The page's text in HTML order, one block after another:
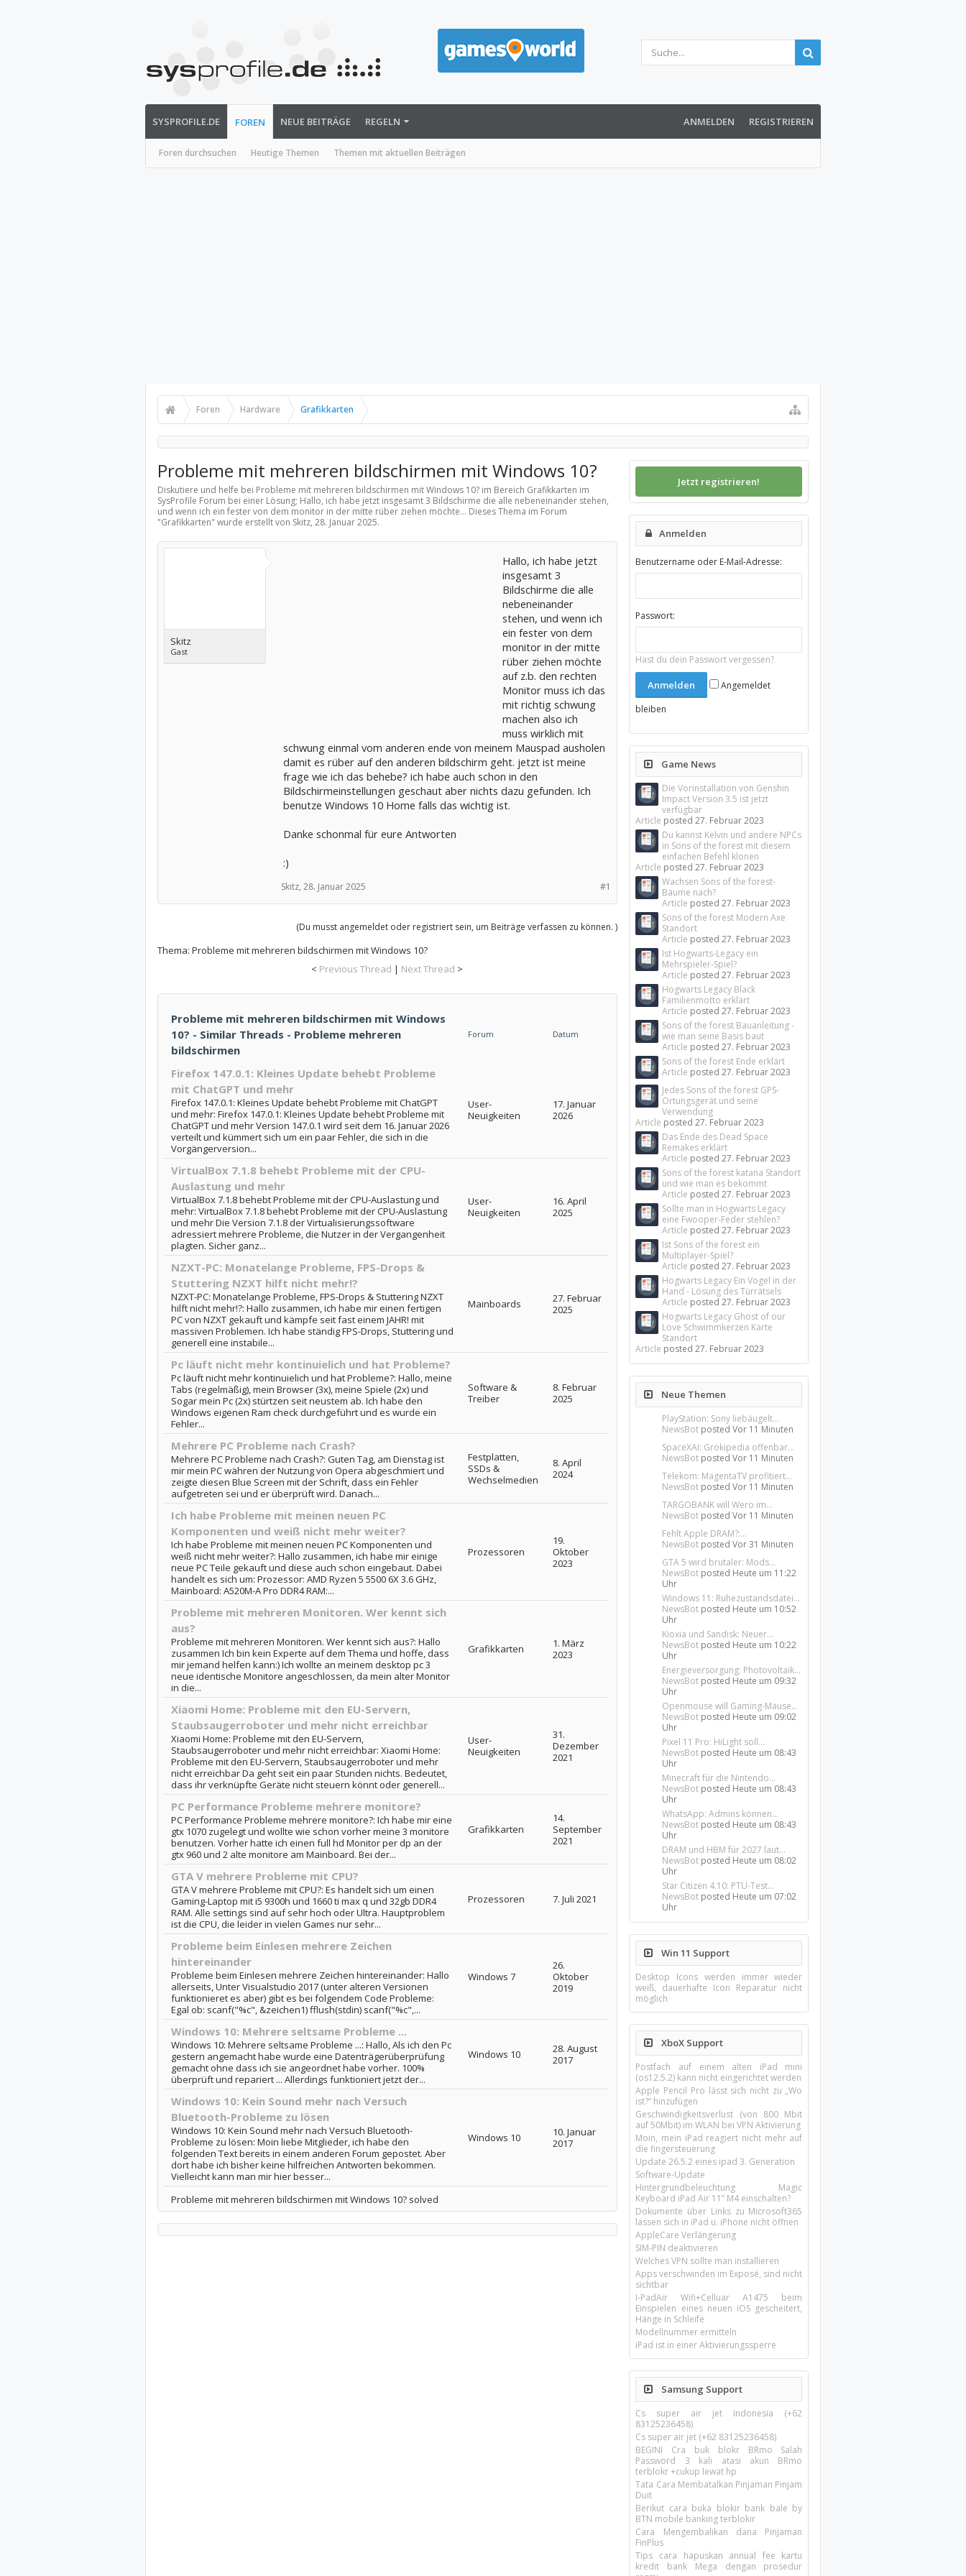
SYSPROFILE.DE FOREN
Foren durchsuchen Heutige Themen Themen mit aktuellen Beiträgen
NEUE BEITRÄGE REGELN ANMELDEN REGISTRIEREN
Foren Hardware Grafikkarten
Probleme mit mehreren bildschirmen mit Windows 10?
Diskutiere und helfe bei Probleme mit mehreren bildschirmen mit Windows 10? im Bereich Grafikkarten im
SysProfile Forum bei einer Lösung; Hallo, ich habe jetzt insgesamt 3 Bildschirme die alle nebeneinander stehen,
und wenn ich ein fester von dem monitor in der mitte rüber ziehen möchte... Dieses Thema im Forum
"Grafikkarten" wurde erstellt von Skitz, 28. Januar 2025.
Skitz
Gast
Hallo, ich habe jetzt
insgesamt 3
Bildschirme die alle
nebeneinander
stehen, und wenn ich
ein fester von dem
monitor in der mitte
rüber ziehen möchte
auf z.b. den rechten
Monitor muss ich das
mit richtig schwung
machen also ich
muss wirklich mit
schwung einmal vom anderen ende von meinem Mauspad ausholen
damit es rüber auf den anderen bildschirm geht. jetzt ist meine
frage wie ich das behebe? ich habe auch schon in den
Bildschirmeinstellungen geschaut aber nichts dazu gefunden. Ich
benutze Windows 10 Home falls das wichtig ist.
Danke schonmal für eure Antworten
:)
#1
Skitz, 28. Januar 2025
(Du musst angemeldet oder registriert sein, um Beiträge verfassen zu können. )
Thema: Probleme mit mehreren bildschirmen mit Windows 10?
< Previous Thread | Next Thread >
Probleme mit mehreren bildschirmen mit Windows
10? - Similar Threads - Probleme mehreren
bildschirmen
Forum Datum
Firefox 147.0.1: Kleines Update behebt Probleme
mit ChatGPT und mehr
Firefox 147.0.1: Kleines Update behebt Probleme mit ChatGPT
und mehr: Firefox 147.0.1: Kleines Update behebt Probleme mit
ChatGPT und mehr Version 147.0.1 wird seit dem 16. Januar 2026
verteilt und kümmert sich um ein paar Fehler, die sich in die
Vorgängerversion...
User-
Neuigkeiten
17. Januar
2026
VirtualBox 7.1.8 behebt Probleme mit der CPU-
Auslastung und mehr
VirtualBox 7.1.8 behebt Probleme mit der CPU-Auslastung und
mehr: VirtualBox 7.1.8 behebt Probleme mit der CPU-Auslastung
und mehr Die Version 7.1.8 der Virtualisierungssoftware
adressiert mehrere Probleme, die Nutzer in der Vergangenheit
plagten. Sicher ganz...
User-
Neuigkeiten
16. April
2025
NZXT-PC: Monatelange Probleme, FPS-Drops &
Stuttering NZXT hilft nicht mehr!?
NZXT-PC: Monatelange Probleme, FPS-Drops & Stuttering NZXT
hilft nicht mehr!?: Hallo zusammen, ich habe mir einen fertigen
PC von NZXT gekauft und kämpfe seit fast einem JAHR! mit
massiven Problemen. Ich habe ständig FPS-Drops, Stuttering und
generell eine instabile...
Mainboards
27. Februar
2025
Pc läuft nicht mehr kontinuielich und hat Probleme?
Pc läuft nicht mehr kontinuielich und hat Probleme?: Hallo, meine
Tabs (regelmäßig), mein Browser (3x), meine Spiele (2x) und
Sogar mein Pc (2x) stürtzen seit neustem ab. Ich habe den
Windows eigenen Ram check durchgeführt und es wurde ein
Fehler...
Software &
Treiber
8. Februar
2025
Mehrere PC Probleme nach Crash?
Mehrere PC Probleme nach Crash?: Guten Tag, am Dienstag ist
mir mein PC währen der Nutzung von Opera abgeschmiert und
zeigte diesen Blue Screen mit der Schrift, dass ein Fehler
aufgetreten sei und er überprüft wird. Danach...
Festplatten,
SSDs &
Wechselmedien
8. April
2024
Ich habe Probleme mit meinen neuen PC
Komponenten und weiß nicht mehr weiter?
Ich habe Probleme mit meinen neuen PC Komponenten und
weiß nicht mehr weiter?: Hallo zusammen, ich habe mir einige
neue PC Teile gekauft und diese auch schon eingebaut. Dabei
handelt es sich um: Prozessor: AMD Ryzen 5 5500 6X 3.6 GHz,
Mainboard: A520M-A Pro DDR4 RAM:...
Prozessoren
19.
Oktober
2023
Probleme mit mehreren Monitoren. Wer kennt sich
aus?
Probleme mit mehreren Monitoren. Wer kennt sich aus?: Hallo
zusammen Ich bin kein Experte auf dem Thema und hoffe, dass
mir jemand helfen kann:) Ich wollte an meinem desktop pc 3
neue identische Monitore angeschlossen, da mein alter Monitor
in die...
Grafikkarten
1. März
2023
Xiaomi Home: Probleme mit den EU-Servern,
Staubsaugerroboter und mehr nicht erreichbar
Xiaomi Home: Probleme mit den EU-Servern,
Staubsaugerroboter und mehr nicht erreichbar: Xiaomi Home:
Probleme mit den EU-Servern, Staubsaugerroboter und mehr
nicht erreichbar Da geht seit ein paar Stunden nichts. Bedeutet,
dass ihr verknüpfte Geräte nicht steuern könnt oder generell...
User-
Neuigkeiten
31.
Dezember
2021
PC Performance Probleme mehrere monitore?
PC Performance Probleme mehrere monitore?: Ich habe mir eine
gtx 1070 zugelegt und wollte wie schon vorher meine 3 monitore
benutzen. Vorher hatte ich einen full hd Monitor per dp an der
gtx 960 und 2 alte monitore am Mainboard. Bei der...
Grafikkarten
14.
September
2021
GTA V mehrere Probleme mit CPU?
GTA V mehrere Probleme mit CPU?: Es handelt sich um einen
Gaming-Laptop mit i5 9300h und 1660 ti max q und 32gb DDR4
RAM. Alle settings sind auf sehr hoch oder Ultra. Hauptproblem
ist die CPU, die leider in vielen Games nur sehr...
Prozessoren 7. Juli 2021
Probleme beim Einlesen mehrere Zeichen
hintereinander
Probleme beim Einlesen mehrere Zeichen hintereinander: Hallo
allerseits, Unter Visualstudio 2017 (unter alteren Versionen
funktionieret es aber) gibt es bei folgendem Code Probleme:
Egal ob: scanf("%c", &zeichen1) fflush(stdin) scanf("%c",...
Windows 7
26.
Oktober
2019
Windows 10: Mehrere seltsame Probleme ...
Windows 10: Mehrere seltsame Probleme ...: Hallo, Als ich den Pc
gestern angemacht habe wurde eine Datenträgerüberprüfung
gemacht ohne dass ich sie angeordnet habe vorher. 100%
überprüft und repariert ... Allerdings funktioniert jetzt der...
Windows 10
28. August
2017
Windows 10: Kein Sound mehr nach Versuch
Bluetooth-Probleme zu lösen
Windows 10: Kein Sound mehr nach Versuch Bluetooth-
Probleme zu lösen: Moin liebe Mitglieder, ich habe den
folgenden Text bereits in einem anderen Forum gepostet. Aber
dort habe ich bisher keine hilfreichen Antworten bekommen.
Vielleicht kann man mir hier besser...
Windows 10
10. Januar
2017
Probleme mit mehreren bildschirmen mit Windows 10? solved
Jetzt registrieren!
Anmelden
Benutzername oder E-Mail-Adresse:
Passwort:
Hast du dein Passwort vergessen?
Angemeldet
bleiben
Game News
Die Vorinstallation von Genshin
Impact Version 3.5 ist jetzt
verfügbar
Article posted27. Februar 2023
Du kannst Kelvin und andere NPCs
in Sons of the forest mit diesem
einfachen Befehl klonen
Article posted27. Februar 2023
Wachsen Sons of the forest-
Bäume nach?
Article posted27. Februar 2023
Sons of the forest Modern Axe
Standort
Article posted27. Februar 2023
Ist Hogwarts-Legacy ein
Mehrspieler-Spiel?
Article posted27. Februar 2023
Hogwarts Legacy Black
Familienmotto erklärt
Article posted27. Februar 2023
Sons of the forest Bauanleitung -
wie man seine Basis baut
Article posted27. Februar 2023
Sons of the forest Ende erklärt
Article posted27. Februar 2023
Jedes Sons of the forest GPS-
Ortungsgerät und seine
Verwendung
Article posted27. Februar 2023
Das Ende des Dead Space
Remakes erklärt
Article posted27. Februar 2023
Sons of the forest katana Standort
und wie man es bekommt
Article posted27. Februar 2023
Sollte man in Hogwarts Legacy
eine Fwooper-Feder stehlen?
Article posted27. Februar 2023
Ist Sons of the forest ein
Multiplayer-Spiel?
Article posted27. Februar 2023
Hogwarts Legacy Ein Vogel in der
Hand - Lösung des Türrätsels
Article posted27. Februar 2023
Hogwarts Legacy Ghost of our
Love Schwimmkerzen Karte
Standort
Article posted27. Februar 2023
Neue Themen
PlayStation: Sony liebäugelt...
NewsBot postedVor 11 Minuten
SpaceXAI: Grokipedia offenbar...
NewsBot postedVor 11 Minuten
Telekom: MagentaTV profitiert...
NewsBot postedVor 11 Minuten
TARGOBANK will Wero im...
NewsBot postedVor 11 Minuten
Fehlt Apple DRAM?:...
NewsBot postedVor 31 Minuten
GTA 5 wird brutaler: Mods...
NewsBot posted Heute um 11:22
Uhr
Windows 11: Ruhezustandsdatei...
NewsBot posted Heute um 10:52
Uhr
Kioxia und Sandisk: Neuer...
NewsBot posted Heute um 10:22
Uhr
Energieversorgung: Photovoltaik...
NewsBot posted Heute um 09:32
Uhr
Openmouse will Gaming-Mäuse...
NewsBot posted Heute um 09:02
Uhr
Pixel 11 Pro: HiLight soll...
NewsBot posted Heute um 08:43
Uhr
Minecraft für die Nintendo...
NewsBot posted Heute um 08:43
Uhr
WhatsApp: Admins können...
NewsBot posted Heute um 08:43
Uhr
DRAM und HBM für 2027 laut...
NewsBot posted Heute um 08:02
Uhr
Star Citizen 4.10: PTU-Test...
NewsBot posted Heute um 07:02
Uhr
Win 11 Support
Desktop Icons werden immer wieder
weiß, dauerhafte Icon Reparatur nicht
möglich
XboX Support
Postfach auf einem alten iPad mini
(os12.5.2) kann nicht eingerichtet werden
Apple Pencil Pro lässt sich nicht zu „Wo
ist?“ hinzufügen
Geschwindigkeitsverlust (von 800 Mbit
auf 50Mbit) im WLAN bei VPN Aktivierung
Moin, mein iPad reagiert nicht mehr auf
die fingersteuerung
Update 26.5.2 eines ipad 3. Generation
Software-Update
Hintergrundbeleuchtung Magic
Keyboard iPad Air 11’’ M4 einschalten?
Dokumente über Links zu Microsoft365
lassen sich in iPad u. iPhone nicht öffnen
AppleCare Verlängerung
SIM-PIN deaktivieren
Welches VPN sollte man installieren
Apps verschwinden im Exposé, sind nicht
sichtbar
I-PadAir Wifi+Celluar A1475 beim
Einspielen eines neuen iOS gescheitert,
Hänge in Schleife
Modellnummer ermitteln
iPad ist in einer Aktivierungssperre
Samsung Support
Cs super air jet Indonesia (+62
83125236458)
Cs super air jet (+62 83125236458)
BEGINI Cra buk blokr BRmo Salah
Password 3 kali atasi akun BRmo
terblokr +cukup lewat hp
Tata Cara Membatalkan Pinjaman Pinjam
Duit
Berikut cara buka blokir bank bale by
BTN mobile banking terblokir
Cara Mengembalikan dana Pinjaman
FinPlus
Tips cara hapuskan annual fee kartu
kredit bank Mega dengan prosedur